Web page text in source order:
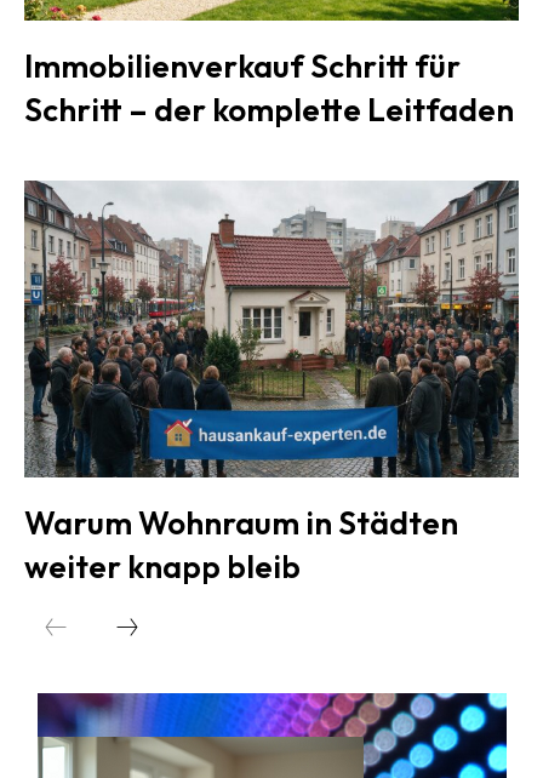
Immobilienverkauf Schritt für
Schritt – der komplette Leitfaden
Warum Wohnraum in Städten
weiter knapp bleib